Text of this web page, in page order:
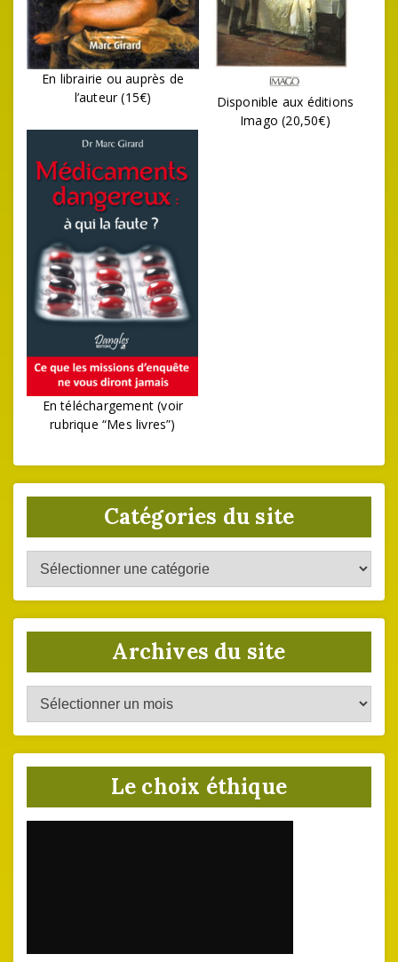
En librairie ou auprès de
l’auteur (15€)
Disponible aux éditions
Imago (20,50€)
En téléchargement (voir
rubrique “Mes livres”)
Catégories du site
Catégories
du
site
Archives du site
Archives
du
site
Le choix éthique